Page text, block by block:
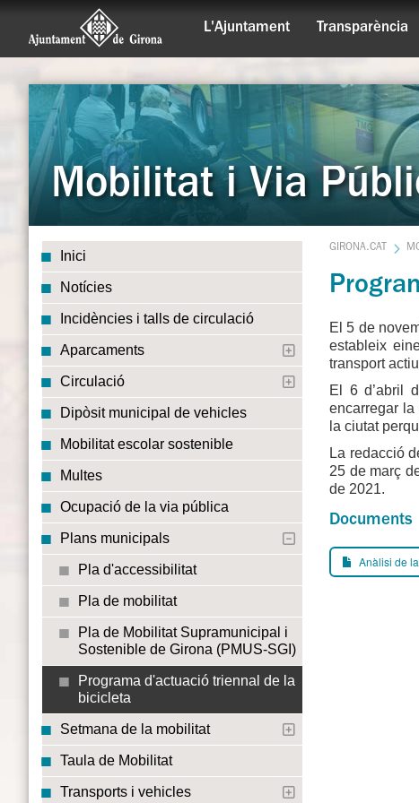
L'Ajuntament Transparència
Mobilitat i Via
Inici
Notícies
Incidències i talls de circulació
Aparcaments
Circulació
Dipòsit municipal de vehicles
Mobilitat escolar sostenible
Multes
Ocupació de la via pública
Plans municipals
Pla d'accessibilitat
Pla de mobilitat
Pla de Mobilitat Supramunicipal i
Sostenible de Girona (PMUS-SGI)
Programa d'actuació triennal de la
bicicleta
Setmana de la mobilitat
Taula de Mobilitat
Transports i vehicles
GIRONA.CAT
El 5 de
estableix
transport
El 6 d’abril
encarregar la
la ciutat
La redacció
25 de març
de 2021.
Documents
Anàlisi de